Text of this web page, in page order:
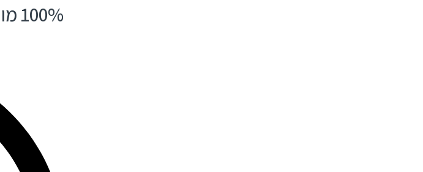
100% מוצרים איכותיים